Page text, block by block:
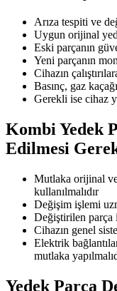
Arıza tespiti ve
Uygun orijinal
Eski parçanın
Yeni parçanın
Cihazın
Basınç, gaz
Gerekli ise cihaz
Kombi Yedek
Edilmesi
Mutlaka orijinal
kullanılmalıdır
Değişim işlemi
Değiştirilen parça
Cihazın genel
Elektrik
mutlaka
Yedek Parça